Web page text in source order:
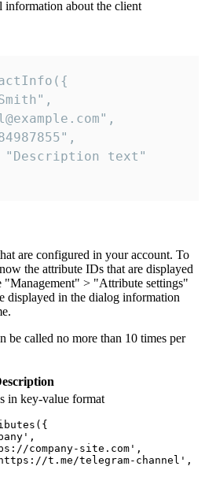
information about the client
text"
are configured in your account. To
the attribute IDs that are displayed
"Management" > "Attribute settings"
displayed in the dialog information
be called no more than 10 times per
in key-value format
company-site.com',
t.me/telegram-channel',